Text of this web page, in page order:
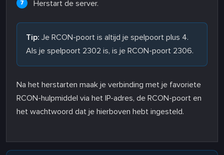
Herstart de server.
Tip: Je RCON-poort is altijd je spelpoort plus 4.
Als je spelpoort 2302 is, is je RCON-poort 2306.
Na het herstarten maak je verbinding met je favoriete
RCON-hulpmiddel via het IP-adres, de RCON-poort en
het wachtwoord dat je hierboven hebt ingesteld.